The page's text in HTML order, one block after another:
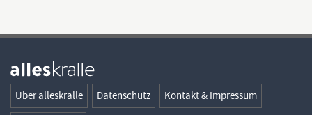
Über alleskralle Datenschutz Kontakt & Impressum